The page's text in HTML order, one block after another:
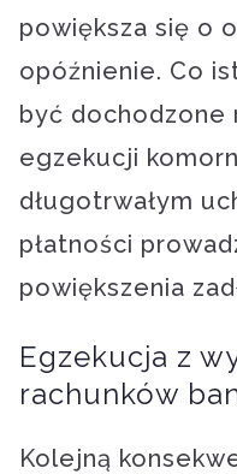
powiększa się o
opóźnienie. Co
być dochodzone
egzekucji
długotrwałym
płatności
powiększenia
Egzekucja z
rachunków
Kolejną